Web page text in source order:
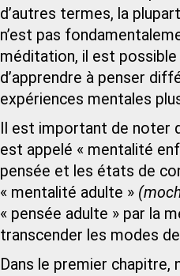
d’autres termes, la
n’est pas
méditation, il est
d’apprendre à penser
expériences mentales
Il est important de noter
est appelé « mentalité
pensée et les états de
« mentalité adulte »
« pensée adulte » par la
transcender les modes
Dans le premier